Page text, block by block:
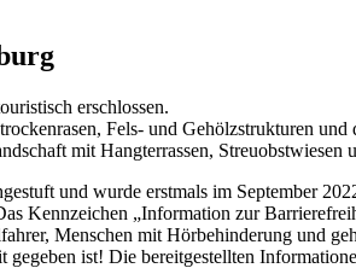
erschlossen.
Fels- und Gehölzstrukturen
mit Hangterrassen, Streuobstwiesen
und wurde erstmals im September
Kennzeichen „Information zur
Menschen mit Hörbehinderung und
ist! Die bereitgestellten